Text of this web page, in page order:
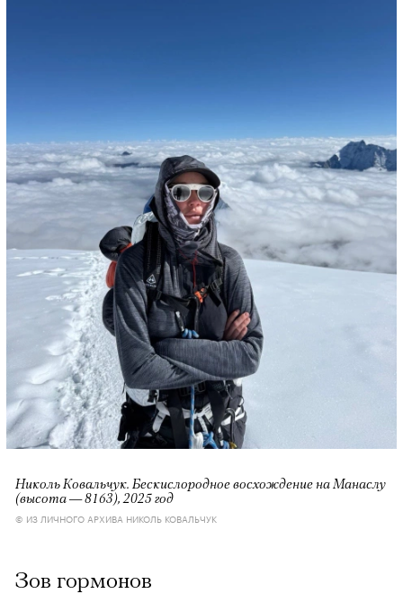
Николь Ковальчук. Бескислородное восхождение на Манаслу
(высота — 8163), 2025 год
© ИЗ ЛИЧНОГО АРХИВА НИКОЛЬ КОВАЛЬЧУК
Зов гормонов